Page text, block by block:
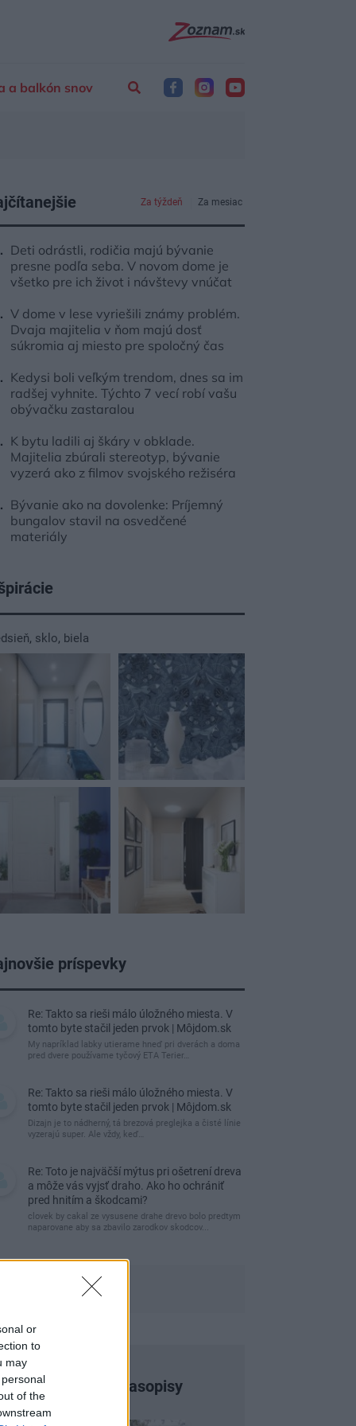
or
to
may
of the
a balkón snov
Za týždeň Za mesiac
Deti odrástli, rodičia majú bývanie
presne podľa seba. V novom dome je
všetko pre ich život i návštevy vnúčat
V dome v lese vyriešili známy problém.
Dvaja majitelia v ňom majú dosť
súkromia aj miesto pre spoločný čas
Kedysi boli veľkým trendom, dnes sa im
radšej vyhnite. Týchto 7 vecí robí vašu
obývačku zastaralou
K bytu ladili aj škáry v obklade.
Majitelia zbúrali stereotyp, bývanie
vyzerá ako z filmov svojského režiséra
Bývanie ako na dovolenke: Príjemný
bungalov stavil na osvedčené
materiály
, sklo, biela
príspevky
Re: Takto sa rieši málo úložného miesta. V
tomto byte stačil jeden prvok | Môjdom.sk
My napríklad labky utierame hneď pri dverách a doma
pred dvere používame tyčový ETA Terier…
Re: Takto sa rieši málo úložného miesta. V
tomto byte stačil jeden prvok | Môjdom.sk
Dizajn je to nádherný, tá brezová preglejka a čisté línie
vyzerajú super. Ale vždy, keď…
Re: Toto je najväčší mýtus pri ošetrení dreva
a môže vás vyjsť draho. Ako ho ochrániť
pred hnitím a škodcami?
clovek by cakal ze vysusene drahe drevo bolo predtym
naparovane aby sa zbavilo zarodkov skodcov...
Najnovšie časopisy